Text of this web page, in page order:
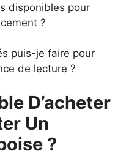
disponibles pour
?
puis-je faire pour
de lecture ?
D’acheter
Un
?